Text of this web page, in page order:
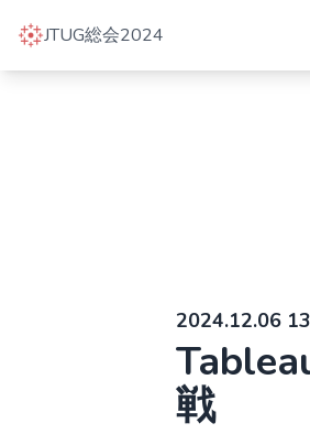
JTUG総会2024
2024.12.06
戦